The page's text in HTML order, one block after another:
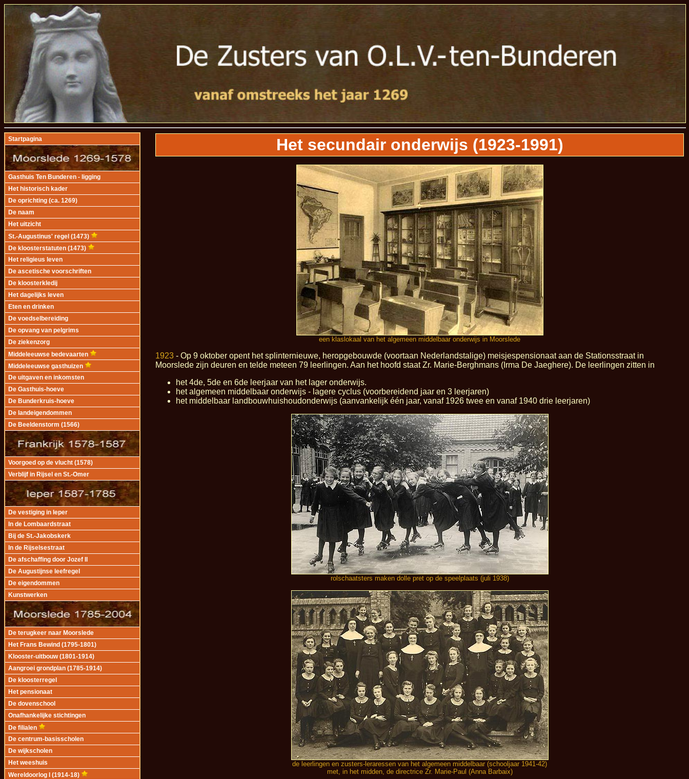
Startpagina
Gasthuis Ten Bunderen - ligging
Het historisch kader
De oprichting (ca. 1269)
De naam
Het uitzicht
St.-Augustinus' regel (1473)
De kloosterstatuten (1473)
Het religieus leven
De ascetische voorschriften
De kloosterkledij
Het dagelijks leven
Eten en drinken
De voedselbereiding
De opvang van pelgrims
De ziekenzorg
Middeleeuwse bedevaarten
Middeleeuwse gasthuizen
De uitgaven en inkomsten
De Gasthuis-hoeve
De Bunderkruis-hoeve
De landeigendommen
De Beeldenstorm (1566)
Voorgoed op de vlucht (1578)
Verblijf in Rijsel en St.-Omer
De vestiging in Ieper
In de Lombaardstraat
Bij de St.-Jakobskerk
In de Rijselsestraat
De afschaffing door Jozef II
De Augustijnse leefregel
De eigendommen
Kunstwerken
De terugkeer naar Moorslede
Het Frans Bewind (1795-1801)
Klooster-uitbouw (1801-1914)
Aangroei grondplan (1785-1914)
De kloosterregel
Het pensionaat
De dovenschool
Onafhankelijke stichtingen
De filialen
De centrum-basisscholen
De wijkscholen
Het weeshuis
Wereldoorlog I (1914-18)
Het secundair onderwijs (1923-1991)
een klaslokaal van het algemeen middelbaar onderwijs in Moorslede
1923 - Op 9 oktober opent het splinternieuwe, heropgebouwde (voortaan Nederlandstalige) meisjespensionaat aan de Stationsstraat in
Moorslede zijn deuren en telde meteen 79 leerlingen. Aan het hoofd staat Zr. Marie-Berghmans (Irma De Jaeghere). De leerlingen zitten in
het 4de, 5de en 6de leerjaar van het lager onderwijs.
het algemeen middelbaar onderwijs - lagere cyclus (voorbereidend jaar en 3 leerjaren)
het middelbaar landbouwhuishoudonderwijs (aanvankelijk één jaar, vanaf 1926 twee en vanaf 1940 drie leerjaren)
rolschaatsters maken dolle pret op de speelplaats (juli 1938)
de leerlingen en zusters-leraressen van het algemeen middelbaar (schooljaar 1941-42)
met, in het midden, de directrice Zr. Marie-Paul (Anna Barbaix)